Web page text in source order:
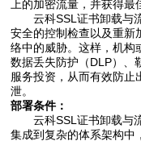
上的加密流量，并获得最
云科SSL证书卸载与流
安全的控制检查以及重新
络中的威胁。这样，机构
数据丢失防护（DLP）、
服务投资，从而有效防止
泄。
部署条件：
云科SSL证书卸载与流
集成到复杂的体系架构中